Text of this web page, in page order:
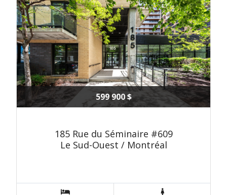
599 900 $
185 Rue du Séminaire #609
Le Sud-Ouest / Montréal